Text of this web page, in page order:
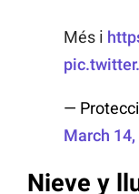
Més ℹ️
—
March
Nieve y